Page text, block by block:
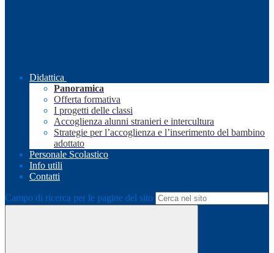
Didattica
Panoramica
Offerta formativa
I progetti delle classi
Accoglienza alunni stranieri e intercultura
Strategie per l’accoglienza e l’inserimento del bambino
adottato
Personale Scolastico
Info utili
Contatti
Campo di ricerca per le pagine del sito